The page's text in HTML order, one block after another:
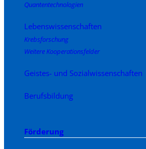
Quantentechnologien
Lebenswissenschaften
Krebsforschung
Weitere Kooperationsfelder
Geistes- und Sozialwissenschaften
Berufsbildung
Förderung